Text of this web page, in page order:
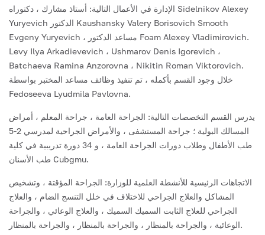
الإدارة في الأعمال التالية: أستاذ مشارك ، دكتوراه Sidelnikov Alexey
Yuryevich الدكتور Kaushansky Valery Borisovich Smooth
Evgeny Yuryevich ، مساعد الدكتور Foam Alexey Vladimirovich.
Levy Ilya Arkadievevich ، Ushmarov Denis Igorevich ،
Batchaeva Ramina Anzorovna ، Nikitin Roman Viktorovich.
خلال وجود القسم بأكمله ، تم تنفيذ وظائف مساعد المختبر بواسطة
Fedoseeva Lyudmila Pavlovna.
يدرس القسم التخصصات التالية: الجراحة العامة ، جراحة المعلم ، أمراض
المسالك البولية ؛ جراحة المستشفى ، والأمراض الجراحية لمدرسي 2-5
طب الأطفال وطلاب دورات الجراحة العامة ، و 34 دورة تدريبية في كلية
طب الأسنان Cubgmu.
الاتجاهات الرئيسية للأنشطة العلمية للوزارة: الجراحة المؤقتة ، وتشخيص
المشاكل والعلاج الجراحي للاختلاف في خلل التنسج الضام ، والعلاج
الجراحي للعلاج الثابت السميك السميك ، والعلاج الوعائي ، والجراحة
الوعائية ، والجراحة بالمنظار ، والجراحة بالمنظار ، والجراحة بالمنظار.